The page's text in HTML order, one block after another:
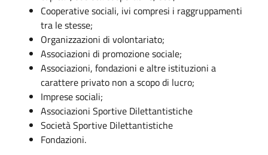
Cooperative sociali, ivi compresi i raggruppamenti
tra le stesse;
Organizzazioni di volontariato;
Associazioni di promozione sociale;
Associazioni, fondazioni e altre istituzioni a
carattere privato non a scopo di lucro;
Imprese sociali;
Associazioni Sportive Dilettantistiche
Società Sportive Dilettantistiche
Fondazioni.